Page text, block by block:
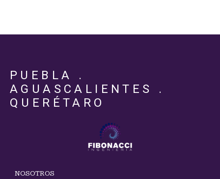
PUEBLA .
AGUASCALIENTES .
QUERÉTARO
NOSOTROS